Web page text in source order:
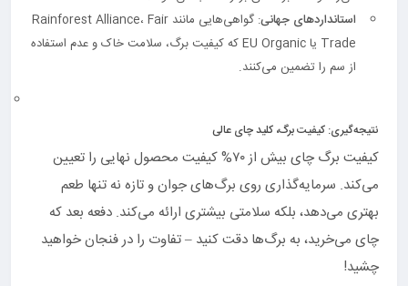
استانداردهای جهانی
: گواهی‌هایی مانند Rainforest Alliance، Fair
Trade یا EU Organic که کیفیت برگ، سلامت خاک و عدم استفاده
از سم را تضمین می‌کنند.
نتیجه‌گیری: کیفیت برگ، کلید چای عالی
کیفیت برگ چای بیش از ۷۰% کیفیت محصول نهایی را تعیین
می‌کند. سرمایه‌گذاری روی برگ‌های جوان و تازه نه تنها طعم
بهتری می‌دهد، بلکه سلامتی بیشتری ارائه می‌کند. دفعه بعد که
چای می‌خرید، به برگ‌ها دقت کنید – تفاوت را در فنجان خواهید
چشید!